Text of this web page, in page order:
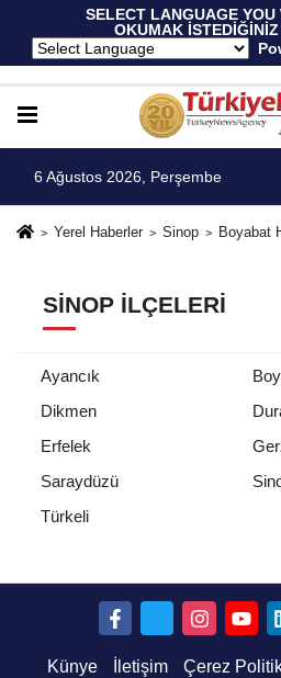
SELECT LANGUAGE
OKUMAK
6 Ağustos 2026, Perşembe
Yerel Haberler Sinop Boyabat
SINOP İLÇELERI
Ayancık
Dikmen
Erfelek
Saraydüzü
Türkeli
Künye İletişim Çerez